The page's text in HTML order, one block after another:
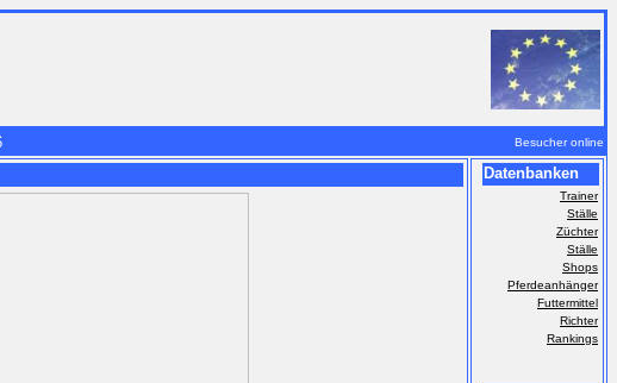
Besucher online
Datenbanken
Trainer
Ställe
Züchter
Ställe
Shops
Pferdeanhänger
Futtermittel
Richter
Rankings